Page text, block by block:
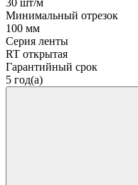
Минимальный отрезок
100 мм
Серия ленты
RT открытая
Гарантийный срок
5 год(а)